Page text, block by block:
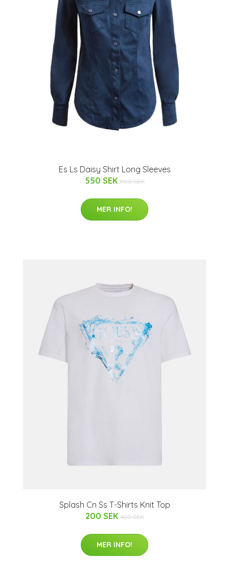
Es Ls Daisy Shirt Long Sleeves
550 SEK 1100 SEK
MER INFO!
Splash Cn Ss T-Shirts Knit Top
200 SEK 400 SEK
MER INFO!